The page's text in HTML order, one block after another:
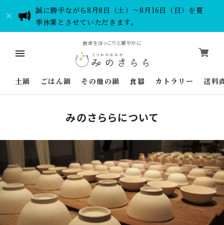
誠に勝手ながら8月8日（土）～8月16日（日）を夏
季休業とさせていただきます。
食卓をほっこりと華やかに
土鍋 ごはん鍋 その他の鍋 食器 カトラリー 送料
みのさららについて